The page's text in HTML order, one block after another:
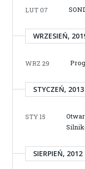
LUT 07
WRZESIEŃ,
WRZ 29
STYCZEŃ, 2013
STY 15
SIERPIEŃ, 2012